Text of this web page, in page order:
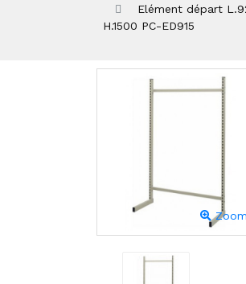
Elément départ
H.1500 PC-ED915
Zoom